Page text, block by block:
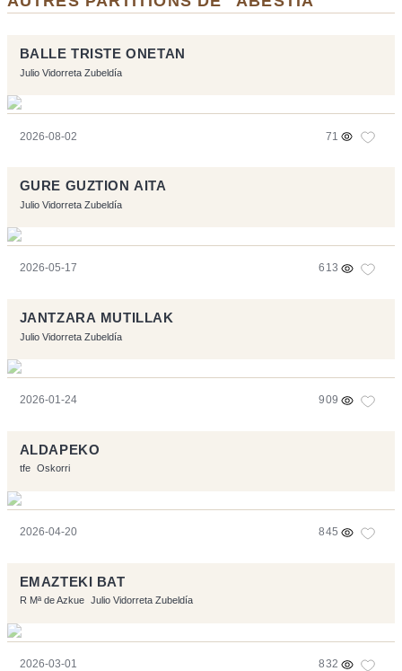
BALLE TRISTE ONETAN
Julio Vidorreta Zubeldía
2026-08-02 71
GURE GUZTION AITA
Julio Vidorreta Zubeldía
2026-05-17 613
JANTZARA MUTILLAK
Julio Vidorreta Zubeldía
2026-01-24 909
ALDAPEKO
tfe Oskorri
2026-04-20 845
EMAZTEKI BAT
R Mª de Azkue Julio Vidorreta Zubeldía
2026-03-01 832